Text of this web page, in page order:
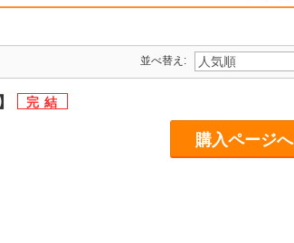
並べ替え:
購入ページへ